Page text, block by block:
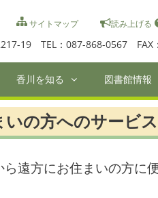
サイトマップ 読み上げる
19 TEL：087-868-0567 FAX
香川を知る 図書館情報
の方へのサービス
遠方にお住まいの方に